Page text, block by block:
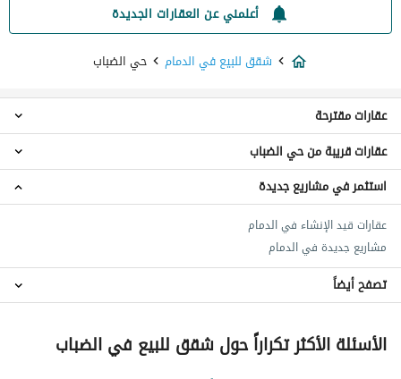
أعلمني عن العقارات الجديدة
شقق للبيع في الدمام
حي الضباب
استوديو للبيع في حي الضباب
شقق 3 غرف نوم للبيع في حي الضباب
شقق 4 غرف نوم للبيع في حي الضباب
عمائر سكنية للبيع في حي الضباب
فلل للبيع في حي الضباب
اراضي سكنية للبيع في حي الضباب
عقارات للبيع في حي الضباب
عقارات مقترحة
شقق حي أحد
شقق حي الفيحاء
شقق حي الجلوية
شقق حي المحمدية
شقق حي الروضة
شقق حي العزيزية
شقق حي مخطط الإتصالات
عقارات قريبة من حي الضباب
عقارات قيد الإنشاء في الدمام
مشاريع جديدة في الدمام
استثمر في مشاريع جديدة
عقارات للبيع في الدمام
تصفح أيضاً
الأسئلة الأكثر تكراراً حول شقق للبيع في الضباب